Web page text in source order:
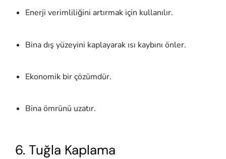
Enerji verimliliğini artırmak için kullanılır.
Bina dış yüzeyini kaplayarak ısı kaybını önler.
Ekonomik bir çözümdür.
Bina ömrünü uzatır.
6. Tuğla Kaplama